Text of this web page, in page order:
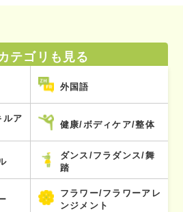
テゴリも見る
外国語
ルア
健康/ボディケア/整体
ダンス/フラダンス/舞
踏
フラワー/フラワーアレ
ンジメント